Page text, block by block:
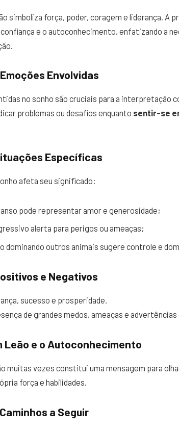
simboliza força, poder, coragem e liderança. A
confiança e o autoconhecimento, enfatizando a
Envolvidas
no sonho são cruciais para a interpretação
problemas ou desafios enquanto sentir-se
Específicas
afeta seu significado:
pode representar amor e generosidade;
alerta para perigos ou ameaças;
dominando outros animais sugere controle e
e Negativos
sucesso e prosperidade.
de grandes medos, ameaças e
Leão e o Autoconhecimento
muitas vezes constitui uma mensagem para
força e habilidades.
a Seguir